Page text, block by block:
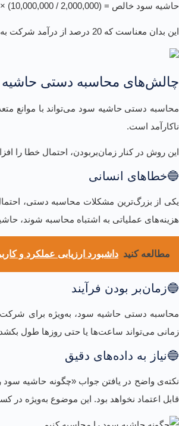
حاشیه سود خالص = (2,000,000 / 10,000,000) × 100 = 20%
این بدان معناست که 20 درصد از درآمد شرکت به‌عنوان سود خالص باقی می‌ماند. این فرآیند برای حاشیه سود ناخالص و عملیاتی نیز به‌همین ترتیب قابل محاسبه است، با این تفاوت که هزینه‌های کسرشده تغییر می‌کنند.
چالش‌های محاسبه دستی
محاسبه دستی حاشیه سود می‌تواند با موانع
ناکارآمد است.
این روش در کنار زمان‌بربودن، احتمال خطا را
🔵خطاهای انسانی
یکی از بزرگ‌ترین مشکلات محاسبه دستی،
هزینه‌های عملیاتی به اشتباه محاسبه شوند،
مطالعه کنید داشبورد ارزیابی عملکرد و
🔵زمان‌بر بودن فرآیند
محاسبه دستی حاشیه سود، به‌ویژه برای
زمانی می‌تواند ساعت‌ها یا حتی روزها طول
🔵نیاز به داده‌های دقیق
نکته‌ی واضح در یافتن جواب «چگونه حاشیه سود
قابل اعتماد نخواهد بود. این موضوع به‌ویژه در